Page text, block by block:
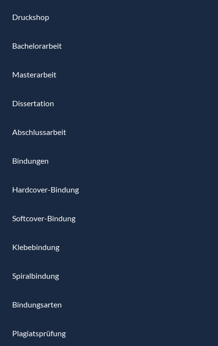
Druckshop
Bachelorarbeit
Masterarbeit
Dissertation
Abschlussarbeit
Bindungen
Hardcover-Bindung
Softcover-Bindung
Klebebindung
Spiralbindung
Bindungsarten
Plagiatsprüfung